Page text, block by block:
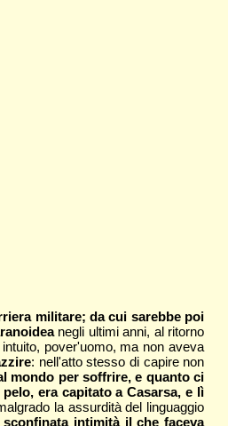
militare; da cui sarebbe poi
negli ultimi anni, al ritorno
pover'uomo, ma non aveva
: nell'atto stesso di capire non
mondo per soffrire, e quanto ci
era capitato a Casarsa, e lì
la assurdità del linguaggio
intimità il che faceva